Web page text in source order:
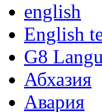
english
English
G8
Абхазия
Авария